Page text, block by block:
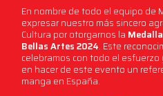
En nombre de todo el equipo de
expresar nuestro más sincero
Cultura por otorgarnos la
Bellas Artes 2024. Este
celebramos con todo el
en hacer de este evento un
manga en España.